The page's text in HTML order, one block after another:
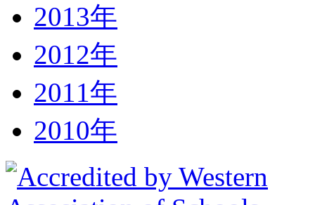
2013年
2012年
2011年
2010年